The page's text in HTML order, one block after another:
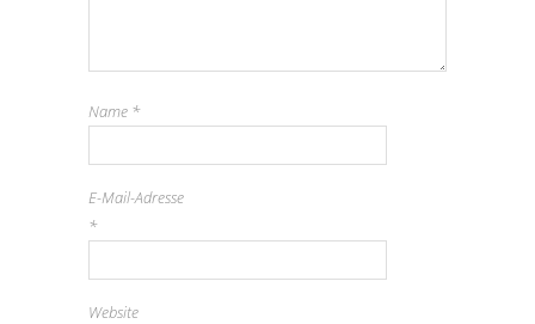
Name *
E-Mail-Adresse
*
Website